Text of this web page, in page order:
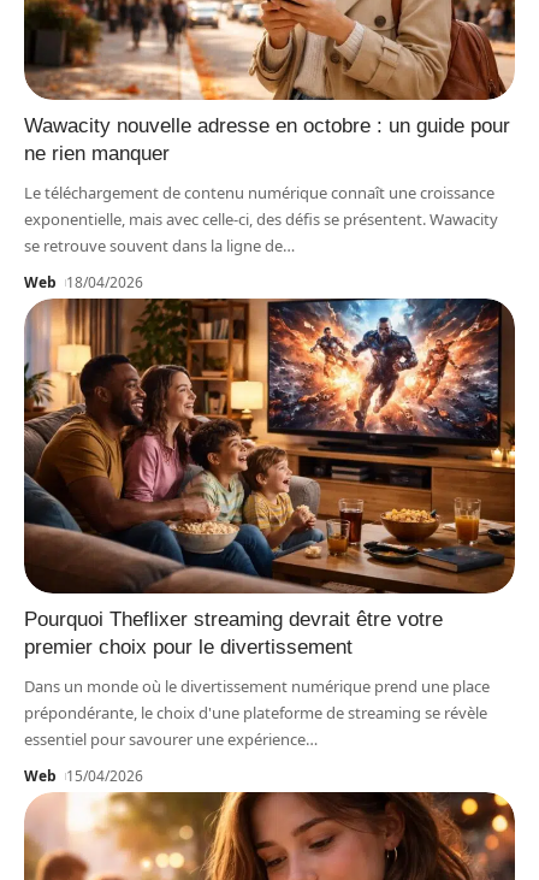
Wawacity nouvelle adresse en octobre : un guide pour
ne rien manquer
Le téléchargement de contenu numérique connaît une croissance
exponentielle, mais avec celle-ci, des défis se présentent. Wawacity
se retrouve souvent dans la ligne de…
Web 18/04/2026
Pourquoi Theflixer streaming devrait être votre
premier choix pour le divertissement
Dans un monde où le divertissement numérique prend une place
prépondérante, le choix d'une plateforme de streaming se révèle
essentiel pour savourer une expérience…
Web 15/04/2026